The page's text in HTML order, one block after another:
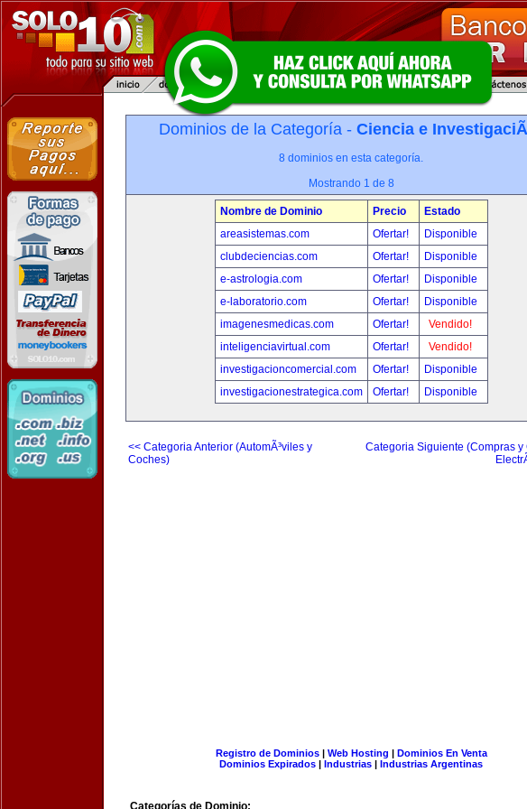
Dominios de la Categoría - Ciencia e
8 dominios en esta categoría.
Mostrando 1 de 8
Nombre de Dominio Precio
Estado
areasistemas.com
Ofertar!
Disponible
clubdeciencias.com
Ofertar!
Disponible
e-astrologia.com
Ofertar!
Disponible
e-laboratorio.com
Ofertar!
Disponible
imagenesmedicas.com
Ofertar!
Vendido!
inteligenciavirtual.com
Ofertar!
Vendido!
investigacioncomercial.com
Ofertar!
Disponible
investigacionestrategica.com
Ofertar! Disponible
<< Categoria Anterior (AutomÃ³viles y
Coches)
Categoria Siguiente (Compras y
Registro de Dominios| Web Hosting | Dominios En Venta
Dominios Expirados | Industrias | Industrias Argentinas
Categorías de Dominio: